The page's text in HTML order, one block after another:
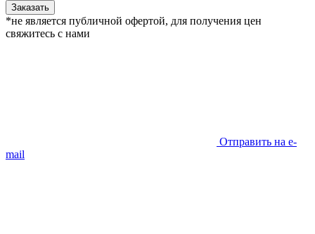
Заказать
*не является публичной офертой, для получения цен
свяжитесь с нами
Отправить на e-
mail